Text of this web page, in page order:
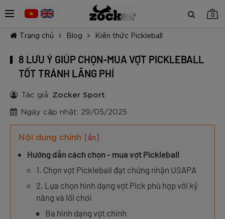
0
Trang chủ Blog Kiến thức Pickleball
8 LƯU Ý GIÚP CHỌN-MUA VỢT PICKLEBALL
TỐT TRÁNH LÃNG PHÍ
Tác giả: Zocker Sport
Ngày cập nhật: 29/05/2025
Nội dung chính [ẩn]
Hướng dẫn cách chọn - mua vợt Pickleball
1. Chọn vợt Pickleball đạt chứng nhận USAPA
2. Lựa chọn hình dạng vợt Pick phù hợp với kỹ
năng và lối chơi
Ba hình dạng vợt chính